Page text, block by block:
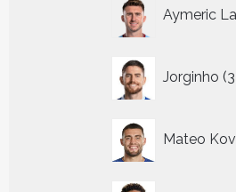
Aymeric
Jorginho
Mateo